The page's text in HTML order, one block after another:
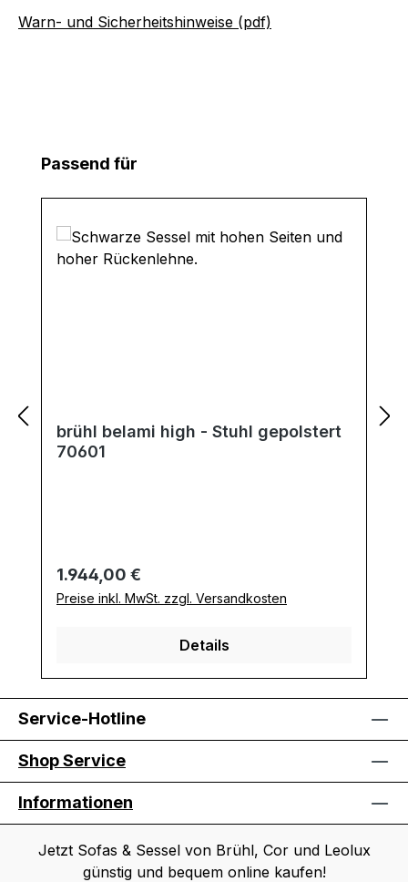
Warn- und Sicherheitshinweise (pdf)
Produktgalerie überspringen
Passend für
brühl belami high - Stuhl gepolstert
70601
Regulärer Preis:
1.944,00 €
Preise inkl. MwSt. zzgl. Versandkosten
Details
Service-Hotline
Shop Service
Informationen
Jetzt Sofas & Sessel von Brühl, Cor und Leolux
günstig und bequem online kaufen!